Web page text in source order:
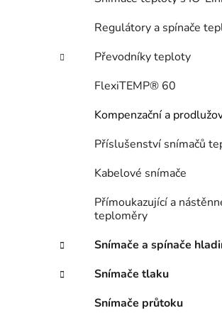
p
Regulátory a spínače
Převodníky teploty
FlexiTEMP® 60
Kompenzační a
Příslušenství snímačů
Kabelové snímače
Přímoukazující a
teploměry
Snímače a spínače
Snímače tlaku
Snímače průtoku